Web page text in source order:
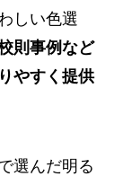
しい色選
則事例など
やすく提供
選んだ明る